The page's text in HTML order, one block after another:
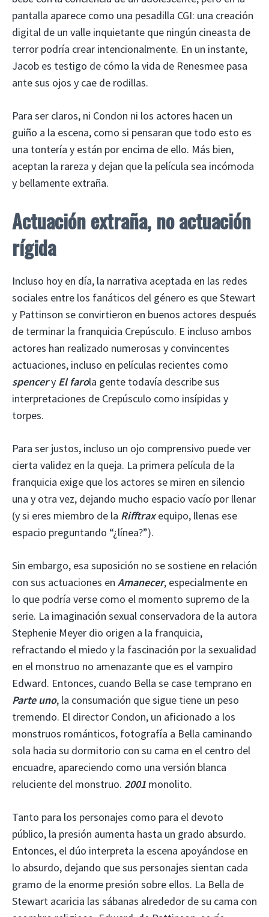
pantalla aparece como una pesadilla CGI: una creación
digital de un valle inquietante que ningún cineasta de
terror podría crear intencionalmente. En un instante,
Jacob es testigo de cómo la vida de Renesmee pasa
ante sus ojos y cae de rodillas.
Para ser claros, ni Condon ni los actores hacen un
guiño a la escena, como si pensaran que todo esto es
una tontería y están por encima de ello. Más bien,
aceptan la rareza y dejan que la película sea incómoda
y bellamente extraña.
Actuación extraña, no actuación
rígida
Incluso hoy en día, la narrativa aceptada en las redes
sociales entre los fanáticos del género es que Stewart
y Pattinson se convirtieron en buenos actores después
de terminar la franquicia Crepúsculo. E incluso ambos
actores han realizado numerosas y convincentes
actuaciones, incluso en películas recientes como
spencery El farola gente todavía describe sus
interpretaciones de Crepúsculo como insípidas y
torpes.
Para ser justos, incluso un ojo comprensivo puede ver
cierta validez en la queja. La primera película de la
franquicia exige que los actores se miren en silencio
una y otra vez, dejando mucho espacio vacío por llenar
(y si eres miembro de la Rifftraxequipo, llenas ese
espacio preguntando “¿línea?”).
Sin embargo, esa suposición no se sostiene en relación
con sus actuaciones en Amanecer, especialmente en
lo que podría verse como el momento supremo de la
serie. La imaginación sexual conservadora de la autora
Stephenie Meyer dio origen a la franquicia,
refractando el miedo y la fascinación por la sexualidad
en el monstruo no amenazante que es el vampiro
Edward. Entonces, cuando Bella se case temprano en
Parte uno, la consumación que sigue tiene un peso
tremendo. El director Condon, un aficionado a los
monstruos románticos, fotografía a Bella caminando
sola hacia su dormitorio con su cama en el centro del
encuadre, apareciendo como una versión blanca
reluciente del monstruo. 2001 monolito.
Tanto para los personajes como para el devoto
público, la presión aumenta hasta un grado absurdo.
Entonces, el dúo interpreta la escena apoyándose en
lo absurdo, dejando que sus personajes sientan cada
gramo de la enorme presión sobre ellos. La Bella de
Stewart acaricia las sábanas alrededor de su cama con